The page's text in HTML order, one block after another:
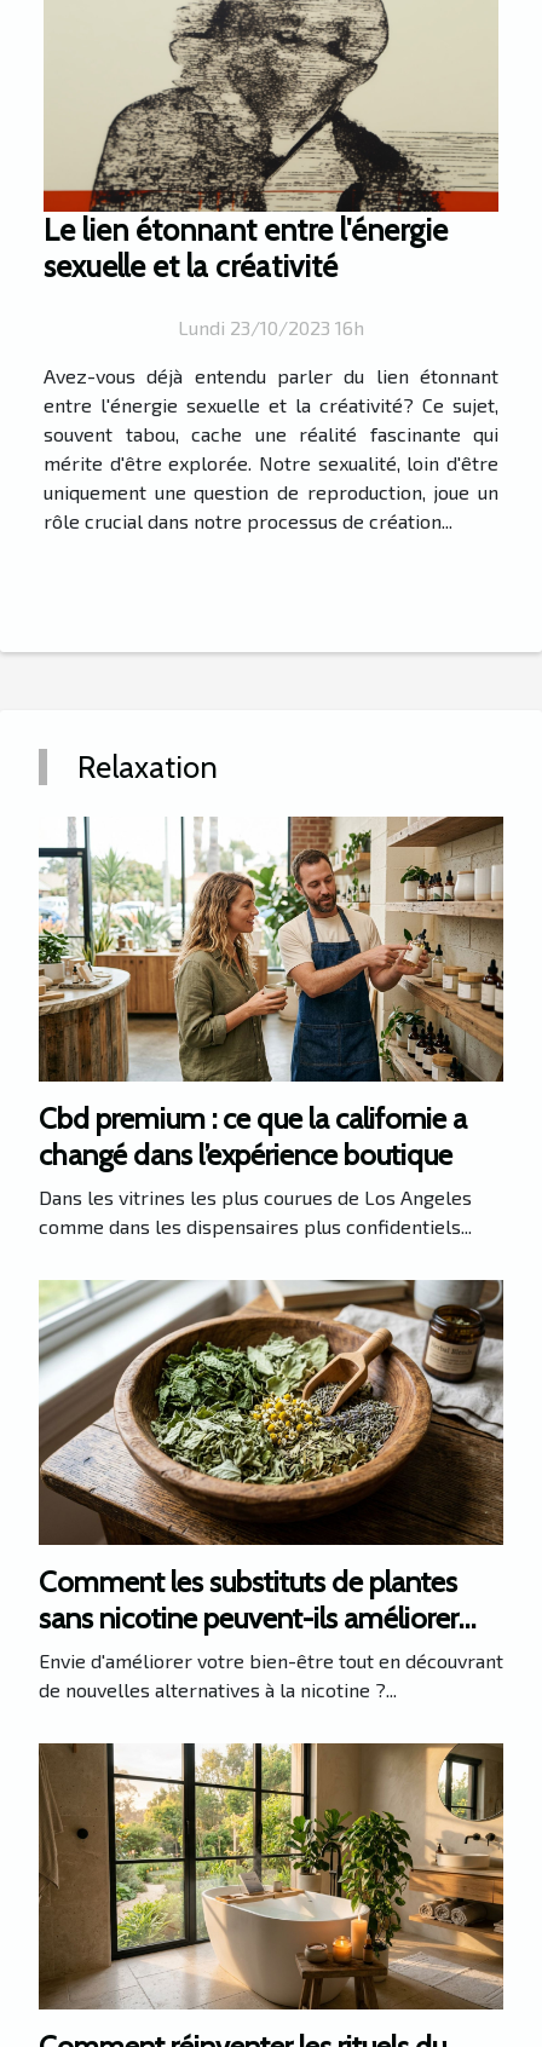
Le lien étonnant entre l'énergie
sexuelle et la créativité
Lundi 23/10/2023 16h
Avez-vous déjà entendu parler du lien étonnant
entre l'énergie sexuelle et la créativité? Ce sujet,
souvent tabou, cache une réalité fascinante qui
mérite d'être explorée. Notre sexualité, loin d'être
uniquement une question de reproduction, joue un
rôle crucial dans notre processus de création...
Relaxation
Cbd premium : ce que la californie a
changé dans l’expérience boutique
Dans les vitrines les plus courues de Los Angeles
comme dans les dispensaires plus confidentiels...
Comment les substituts de plantes
sans nicotine peuvent-ils améliorer
votre santé ?
Envie d'améliorer votre bien-être tout en découvrant
de nouvelles alternatives à la nicotine ?...